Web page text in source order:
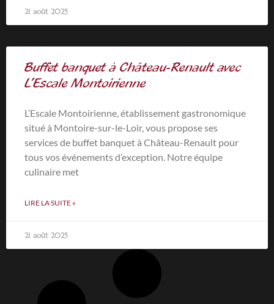
21 août 2025
Buffet banquet à Château-Renault avec
L’Escale Montoirienne
L’Escale Montoirienne, établissement gastronomique
situé à Montoire-sur-le-Loir, vous propose ses
services de buffet banquet à Château-Renault pour
tous vos événements d’exception. Notre équipe
culinaire met
LIRE LA SUITE »
21 août 2025